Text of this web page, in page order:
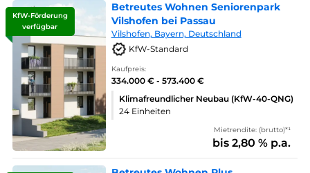
KfW-Förderung
verfügbar
Betreutes Wohnen Seniorenpark
Vilshofen bei Passau
Vilshofen, Bayern, Deutschland
KfW-Standard
Kaufpreis:
334.000 € - 573.400 €
Klimafreundlicher Neubau (KfW-40-QNG)
24 Einheiten
Mietrendite: (brutto)*¹
bis 2,80 % p.a.